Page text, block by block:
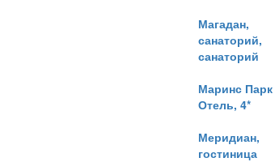
Магадан,
санаторий,
санаторий
Маринс Парк
Отель, 4*
Меридиан,
гостиница